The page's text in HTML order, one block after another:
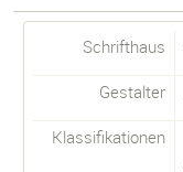
Schrifthaus
Gestalter
Klassifikationen